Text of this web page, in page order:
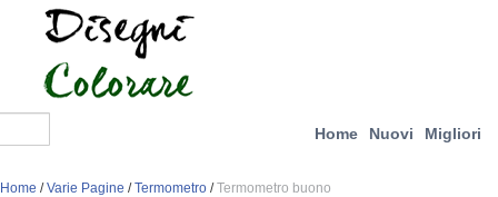
Home Nuovi Migliori
Home /Varie Pagine /Termometro /Termometro buono